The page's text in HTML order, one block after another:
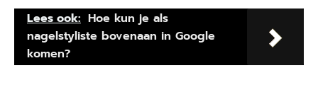
Lees ook: Hoe kun je als
nagelstyliste bovenaan in Google
komen?